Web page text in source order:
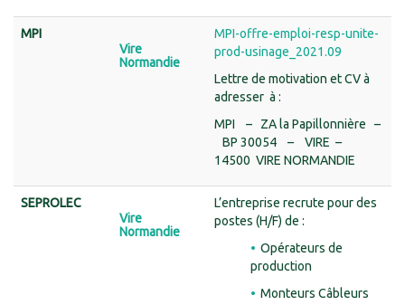
MPI
Vire
Normandie
MPI-offre-emploi-resp-unite-
prod-usinage_2021.09
Lettre de motivation et CV à
adresser à :
MPI – ZA la Papillonnière –
BP 30054 – VIRE –
14500 VIRE NORMANDIE
SEPROLEC
Vire
Normandie
L’entreprise recrute pour des
postes (H/F) de :
Opérateurs de
production
Monteurs Câbleurs